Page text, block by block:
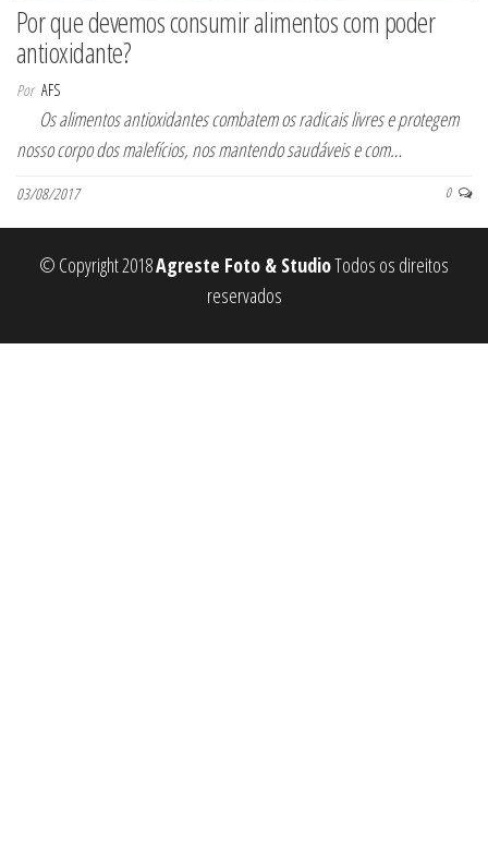
Por que devemos consumir alimentos com poder
antioxidante?
Por AFS
Os alimentos antioxidantes combatem os radicais livres e protegem
nosso corpo dos malefícios, nos mantendo saudáveis e com…
03/08/2017 0
© Copyright 2018Agreste Foto & StudioTodos os direitos
reservados